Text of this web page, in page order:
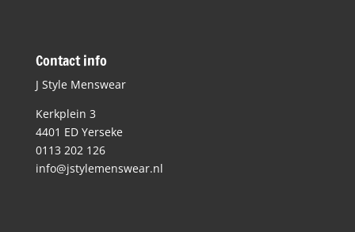
Contact info
J Style Menswear
Kerkplein 3
4401 ED Yerseke
0113 202 126
info@jstylemenswear.nl